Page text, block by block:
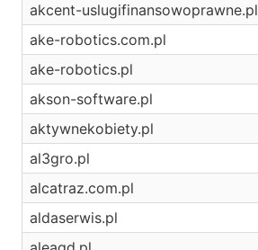
akcent-uslugifinansowoprawne.pl
ake-robotics.com.pl
ake-robotics.pl
akson-software.pl
aktywnekobiety.pl
al3gro.pl
alcatraz.com.pl
aldaserwis.pl